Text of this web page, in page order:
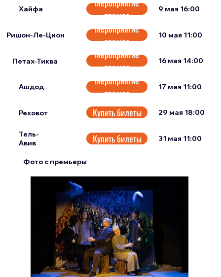
Хайфа
прошло
9 мая 16:00
Ришон-Ле-Цион
Мероприятие
прошло
10 мая 11:00
Петах-Тиква
Мероприятие
прошло
16 мая 14:00
Ашдод
Мероприятие
прошло
17 мая 11:00
Реховот Купить билеты 29 мая 18:00
Тель-
Авив
Купить билеты 31 мая 11:00
Фото с премьеры